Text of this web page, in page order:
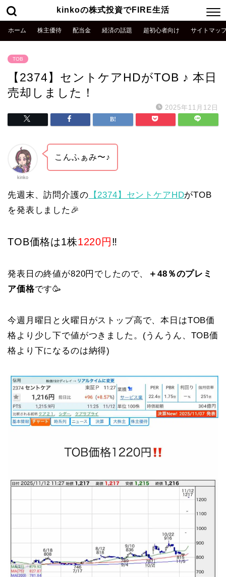
kinkoの株式投資でFIRE生活
ホーム 株主優待 配当金 経済の話題 超初心者向け サイトマッ
TOB
【2374】セントケアHDがTOB ♪ 本日
売却しました！
2025年11月12日
kinko
こんふぁみ〜♪
先週末、訪問介護の 【2374】セントケアHDがTOB
を発表しました🎉
TOB価格は1株1220円‼️
発表日の終値が820円でしたので、
＋48％のプレミ
ア価格です🥳
今週月曜日と火曜日がストップ高で、本日はTOB価
格より少し下で値がつきました。(うんうん、TOB価
格より下になるのは納得)